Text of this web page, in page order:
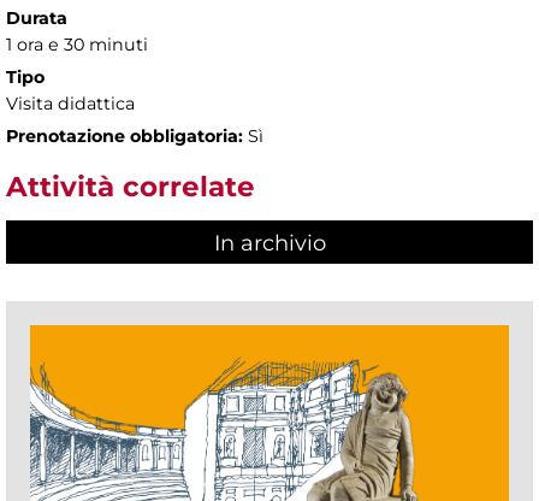
Durata
1 ora e 30 minuti
Tipo
Visita didattica
Prenotazione obbligatoria: Sì
Attività correlate
In archivio